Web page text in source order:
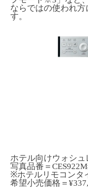
ならではの使われ
す。
ホテル向けウォシ
写真品番＝
※ホテルリモコンタ
希望小売価格＝